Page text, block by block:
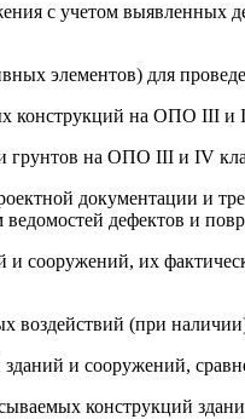
с учетом выявленных
элементов) для
конструкций на ОПО III и
грунтов на ОПО III и IV
документации и
дефектов и
сооружений, их
воздействий (при
и сооружений,
конструкций